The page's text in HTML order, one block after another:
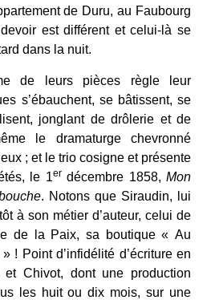
de Duru, au Faubourg
est différent et celui-là se
dans la nuit.
de leurs pièces règle leur
s’ébauchent, se bâtissent, se
jonglant de drôlerie et de
le dramaturge chevronné
; et le trio cosigne et présente
le 1er décembre 1858, Mon
. Notons que Siraudin, lui
à son métier d’auteur, celui de
de la Paix, sa boutique « Au
! Point d’infidélité d’écriture en
Chivot, dont une production
les huit ou dix mois, sur une